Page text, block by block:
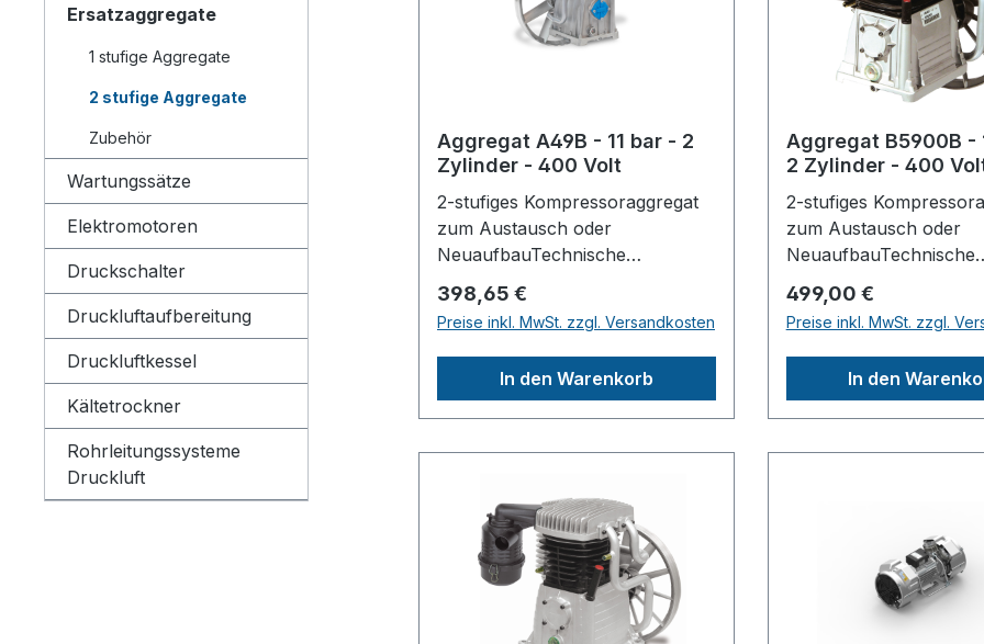
Ersatzaggregate
1 stufige Aggregate
2 stufige Aggregate
Zubehör
Wartungssätze
Elektromotoren
Druckschalter
Druckluftaufbereitung
Druckluftkessel
Kältetrockner
Rohrleitungssysteme
Druckluft
Aggregat A49B - 11 bar - 2
Zylinder - 400 Volt
2-stufiges Kompressoraggregat
zum Austausch oder
NeuaufbauTechnische
der Zylinder2Anzahl der
Verdichtungsstufen2Ansaugleistu
ng
ca.560l/minDrehzahl1300min¯¹A
Lüfterrad390mmEmpfohlener
Antriebsmotor2,2-4 kW 400 V
50 HzLänge (Produkt)
ca.390mmBreite/Tiefe (Produkt)
ca.290mmHöhe (Produkt)
Regulärer Preis:
398,65 €
Preise inkl. MwSt. zzgl. Versandkosten
In den Warenkorb
Aggregat B5900B -
2 Zylinder - 400
2-stufiges
zum Austausch oder
NeuaufbauTechnische
der Zylinder2Anzahl der
ng ca.653l/minÖlfrei /
ca.432mmGewicht
Regulärer Preis:
499,00 €
Preise inkl. MwSt. zzgl.
In den